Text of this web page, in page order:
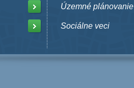
Územné plánovanie
Sociálne veci